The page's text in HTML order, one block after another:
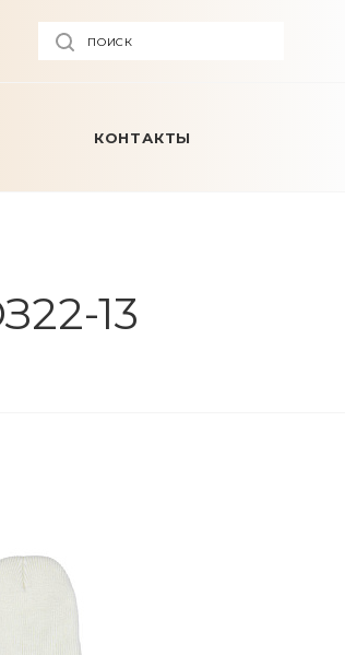
ПОИСК
КОНТАКТЫ
13